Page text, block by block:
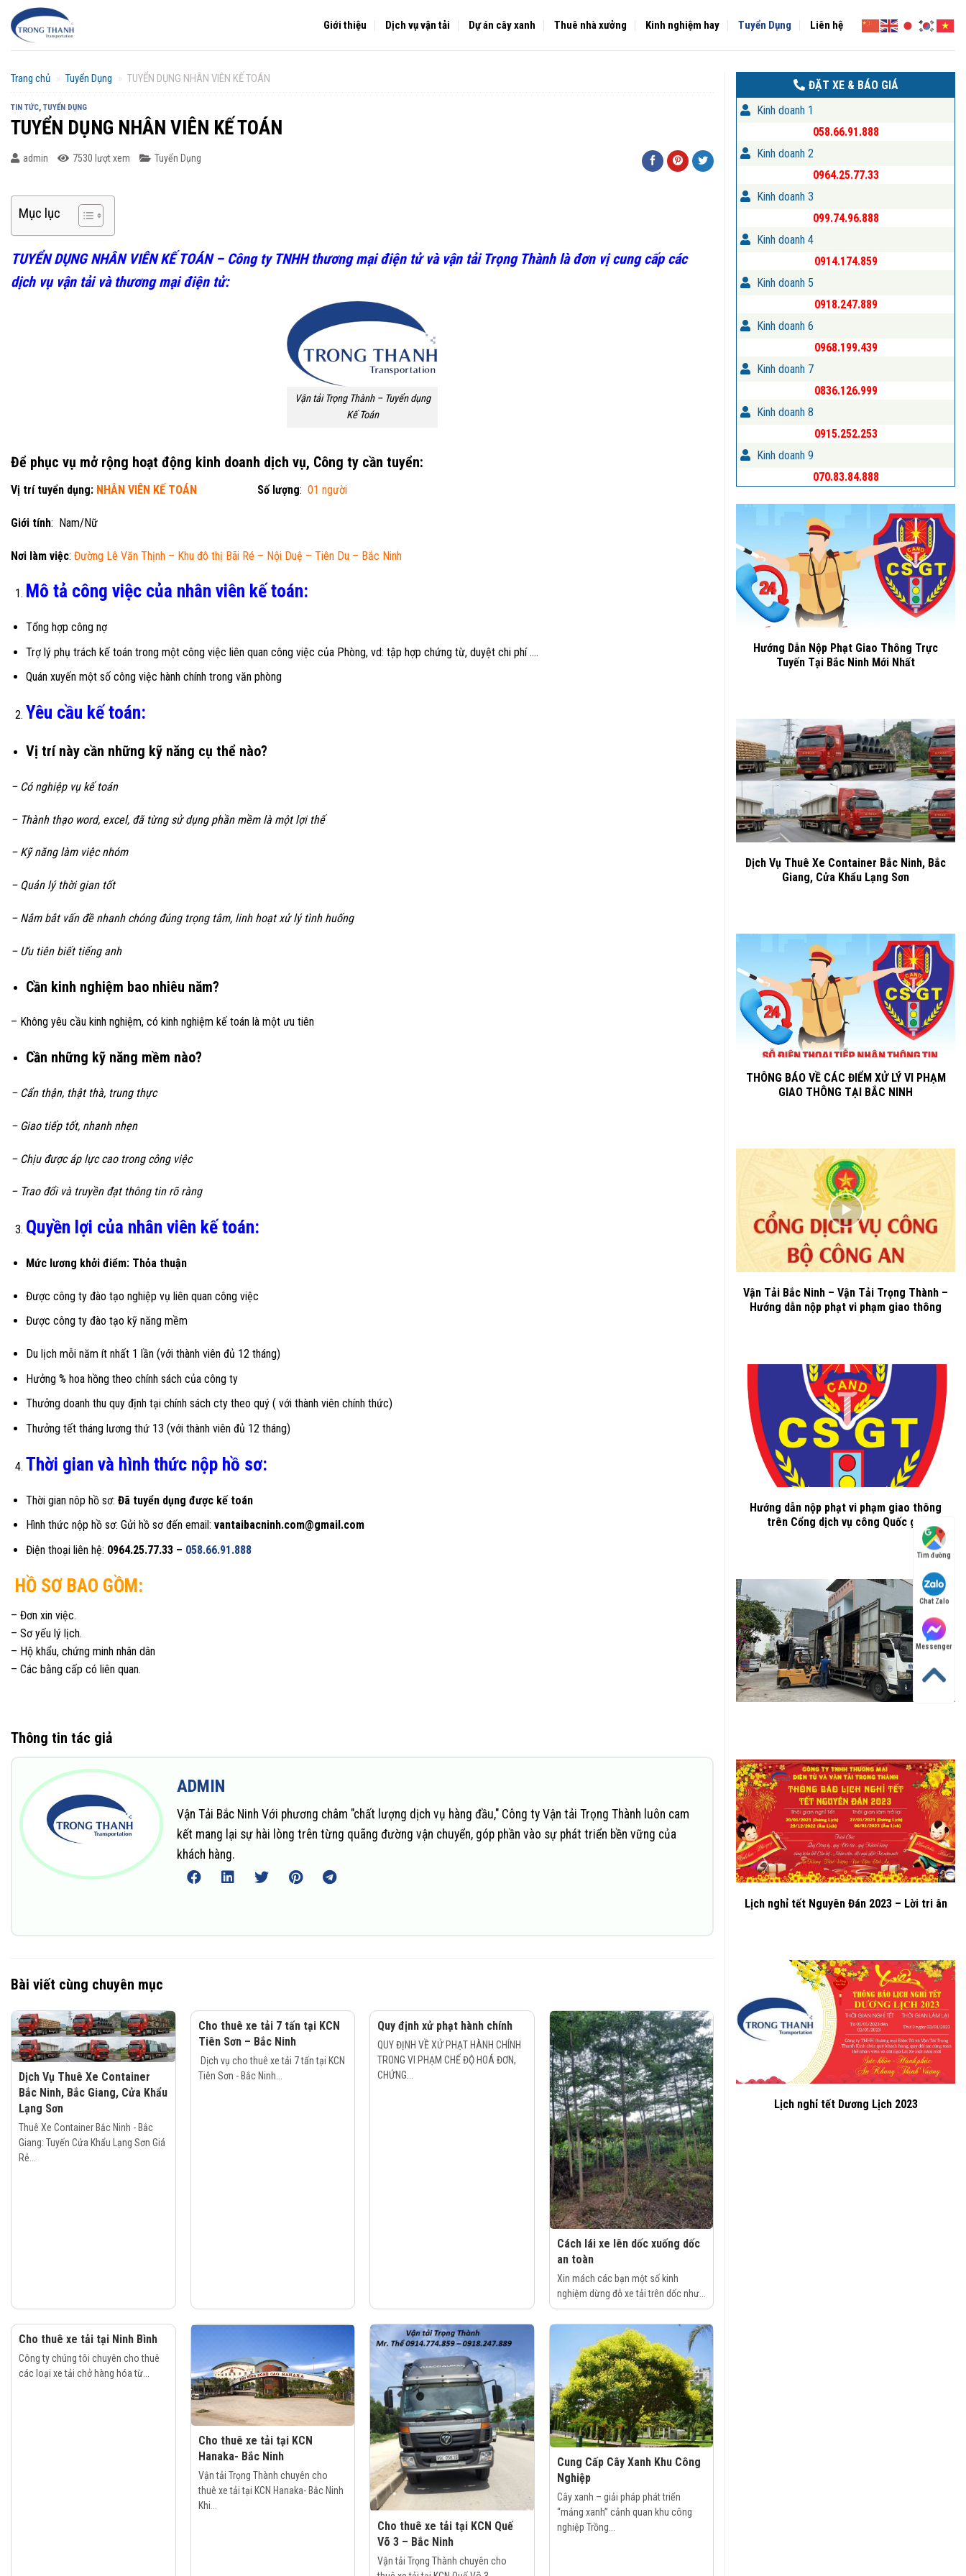
Chuyển
đến
Giới thiệu Dịch vụ vận tải Dự án cây xanh Thuê nhà xưởng Kinh nghiệm hay Tuyển Dụng Liên hệ
Trang chủ » Tuyển Dụng » TUYỂN DỤNG NHÂN VIÊN KẾ TOÁN
TIN TỨC, TUYỂN DỤNG
TUYỂN DỤNG NHÂN VIÊN KẾ TOÁN
admin 7530 lượt xem Tuyển Dụng
Mục lục
TUYỂN DỤNG NHÂN VIÊN KẾ TOÁN – Công ty TNHHthương mại điện tử và vận tải Trọng Thànhlà đơn vị cung cấp các
dịch vụvận tải và thương mại điện tử:
Vận tải Trọng Thành – Tuyển dụng
Kế Toán
Để phục vụ mở rộng hoạt động kinh doanh dịch vụ, Công ty cần tuyển:
Vị trí tuyển dụng: NHÂN VIÊN KẾ TOÁN Số lượng: 01 người
Giới tính: Nam/Nữ
Nơi làm việc: Đường Lê Văn Thịnh – Khu đô thị Bãi Ré – Nội Duệ – Tiên Du – Bắc Ninh
Mô tả công việc của nhân viên kế toán:
Tổng hợp công nợ
Trợ lý phụ trách kế toán trong một công việc liên quan công việc của Phòng, vd: tập hợp chứng từ, duyệt chi phí ….
Quán xuyến một số công việc hành chính trong văn phòng
Yêu cầu kế toán:
Vị trí này cần những kỹ năng cụ thể nào?
– Có nghiệp vụ kế toán
– Thành thạo word, excel, đã từng sử dụng phần mềm là một lợi thế
– Kỹ năng làm việc nhóm
– Quản lý thời gian tốt
– Nắm bắt vấn đề nhanh chóng đúng trọng tâm, linh hoạt xử lý tình huống
– Ưu tiên biết tiếng anh
Cần kinh nghiệm bao nhiêu năm?
– Không yêu cầu kinh nghiệm, có kinh nghiệm kế toán là một ưu tiên
Cần những kỹ năng mềm nào?
– Cẩn thận, thật thà, trung thực
– Giao tiếp tốt, nhanh nhẹn
– Chịu được áp lực cao trong công việc
– Trao đổi và truyền đạt thông tin rõ ràng
Quyền lợi của nhân viên kế toán:
Mức lương khởi điểm: Thỏa thuận
Được công ty đào tạo nghiệp vụ liên quan công việc
Được công ty đào tạo kỹ năng mềm
Du lịch mỗi năm ít nhất 1 lần (với thành viên đủ 12 tháng)
Hưởng % hoa hồng theo chính sách của công ty
Thưởng doanh thu quy định tại chính sách cty theo quý ( với thành viên chính thức)
Thưởng tết tháng lương thứ 13 (với thành viên đủ 12 tháng)
Thời gian và hình thức nộp hồ sơ:
Thời gian nôp hồ sơ: Đã tuyển dụng được kế toán
Hình thức nộp hồ sơ: Gửi hồ sơ đến email: vantaibacninh.com@gmail.com
Điện thoại liên hệ: 0964.25.77.33 – 058.66.91.888
HỒ SƠ BAO GỒM:
– Đơn xin việc.
– Sơ yếu lý lịch.
– Hộ khẩu, chứng minh nhân dân
– Các bằng cấp có liên quan.
Thông tin tác giả
ADMIN
Vận Tải Bắc Ninh Với phương châm "chất lượng dịch vụ hàng đầu," Công ty Vận tải Trọng Thành luôn cam
kết mang lại sự hài lòng trên từng quãng đường vận chuyển, góp phần vào sự phát triển bền vững của
khách hàng.
Bài viết cùng chuyên mục
Dịch Vụ Thuê Xe Container
Bắc Ninh, Bắc Giang, Cửa Khẩu
Lạng Sơn
Thuê Xe Container Bắc Ninh - Bắc
Giang: Tuyến Cửa Khẩu Lạng Sơn Giá
Rẻ...
Cho thuê xe tải 7 tấn tại KCN
Tiên Sơn – Bắc Ninh
Dịch vụ cho thuê xe tải 7 tấn tại KCN
Tiên Sơn - Bắc Ninh...
Quy định xử phạt hành chính
QUY ĐỊNH VỀ XỬ PHẠT HÀNH CHÍNH
TRONG VI PHẠM CHẾ ĐỘ HOÁ ĐƠN,
CHỨNG...
Cách lái xe lên dốc xuống dốc
an toàn
Xin mách các bạn một số kinh
nghiệm dừng đỗ xe tải trên dốc như...
Cho thuê xe tải tại Ninh Bình
Công ty chúng tôi chuyên cho thuê
các loại xe tải chở hàng hóa từ...
Cho thuê xe tải tại KCN
Hanaka- Bắc Ninh
Vận tải Trọng Thành chuyên cho
thuê xe tải tại KCN Hanaka- Bắc Ninh
Khi...
Cho thuê xe tải tại KCN Quế
Võ 3 – Bắc Ninh
Vận tải Trọng Thành chuyên cho
Cung Cấp Cây Xanh Khu Công
Nghiệp
Cây xanh – giải pháp phát triển
“mảng xanh” cảnh quan khu công
nghiệp Trồng...
ĐẶT XE & BÁO GIÁ
Kinh doanh 1
058.66.91.888
Kinh doanh 2
0964.25.77.33
Kinh doanh 3
099.74.96.888
Kinh doanh 4
0914.174.859
Kinh doanh 5
0918.247.889
Kinh doanh 6
0968.199.439
Kinh doanh 7
0836.126.999
Kinh doanh 8
0915.252.253
Kinh doanh 9
070.83.84.888
Hướng Dẫn Nộp Phạt Giao Thông Trực
Tuyến Tại Bắc Ninh Mới Nhất
Dịch Vụ Thuê Xe Container Bắc Ninh, Bắc
Giang, Cửa Khẩu Lạng Sơn
THÔNG BÁO VỀ CÁC ĐIỂM XỬ LÝ VI PHẠM
GIAO THÔNG TẠI BẮC NINH
Vận Tải Bắc Ninh – Vận Tải Trọng Thành –
Hướng dẫn nộp phạt vi phạm giao thông
Hướng dẫn nộp phạt vi phạm giao thông
trên Cổng dịch vụ công Quốc gia
Lịch nghỉ tết Nguyên Đán 2023 – Lời tri ân
Lịch nghỉ tết Dương Lịch 2023
Tìm đường
Chat Zalo
Messenger